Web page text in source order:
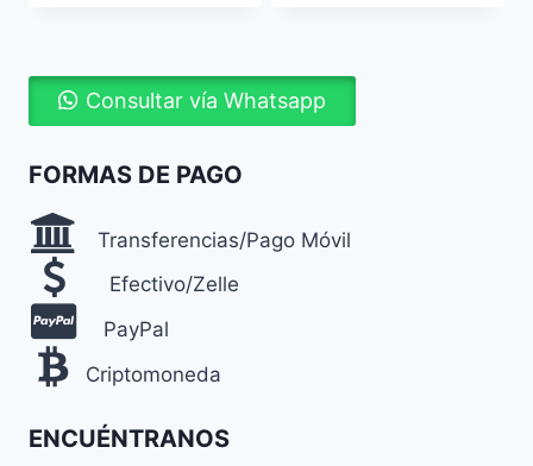
Consultar vía Whatsapp
FORMAS DE PAGO
Transferencias/Pago Móvil
Efectivo/Zelle
PayPal
Criptomoneda
ENCUÉNTRANOS